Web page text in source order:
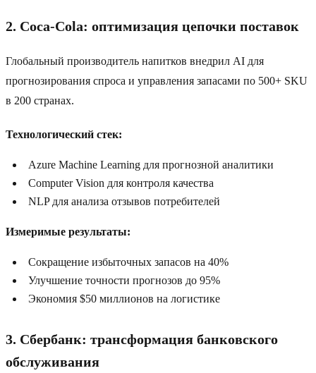
2. Coca-Cola: оптимизация цепочки поставок
Глобальный производитель напитков внедрил AI для
прогнозирования спроса и управления запасами по 500+ SKU
в 200 странах.
Технологический стек:
Azure Machine Learning для прогнозной аналитики
Computer Vision для контроля качества
NLP для анализа отзывов потребителей
Измеримые результаты:
Сокращение избыточных запасов на 40%
Улучшение точности прогнозов до 95%
Экономия $50 миллионов на логистике
3. Сбербанк: трансформация банковского
обслуживания